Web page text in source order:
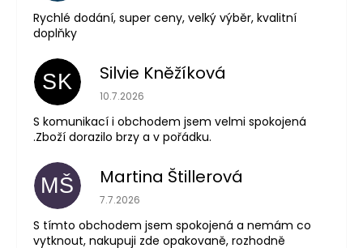
Rychlé dodání, super ceny, velký výběr, kvalitní
doplňky
SK Silvie Kněžíková
Hodnocení obchodu je 5 z 5 hvězdiček.
10.7.2026
S komunikací i obchodem jsem velmi spokojená
.Zboží dorazilo brzy a v pořádku.
MŠ Martina Štillerová
Hodnocení obchodu je 5 z 5 hvězdiček.
7.7.2026
S tímto obchodem jsem spokojená a nemám co
vytknout, nakupuji zde opakovaně, rozhodně